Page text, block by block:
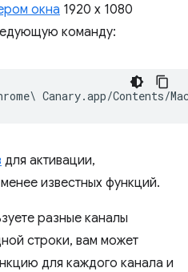
окна 1920 x 1080
команду:
для активации,
известных функций.
разные каналы
строки, вам может
для каждого канала и